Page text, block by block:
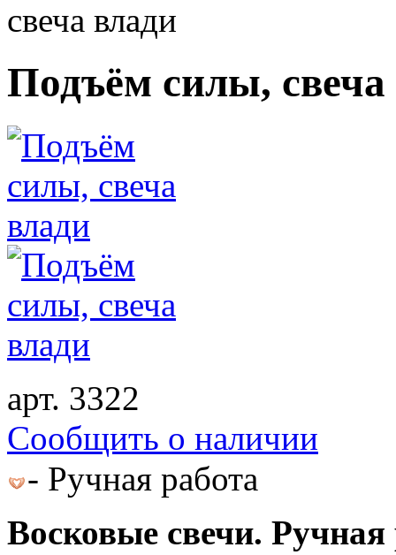
свеча влади
Подъём силы, свеча
арт. 3322
Cообщить о наличии
- Ручная работа
Восковые свечи. Ручная